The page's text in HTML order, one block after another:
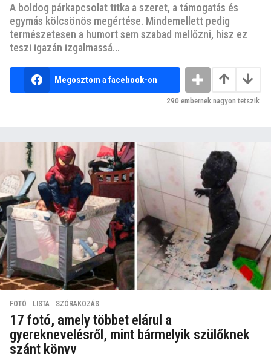
A boldog párkapcsolat titka a szeret, a támogatás és
egymás kölcsönös megértése. Mindemellett pedig
természetesen a humort sem szabad mellőzni, hisz ez
teszi igazán izgalmassá...
Megosztom a facebook-on
290 embernek nagyon tetszik
FOTÓ ,LISTA ,SZÓRAKOZÁS
17 fotó, amely többet elárul a
gyereknevelésről, mint bármelyik szülőknek
szánt könyv